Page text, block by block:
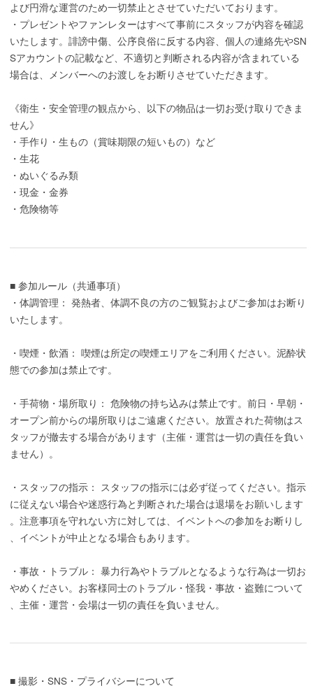
よび円滑な運営のため一切禁止とさせていただいております。
・プレゼントやファンレターはすべて事前にスタッフが内容を確認
いたします。誹謗中傷、公序良俗に反する内容、個人の連絡先やSN
Sアカウントの記載など、不適切と判断される内容が含まれている
場合は、メンバーへのお渡しをお断りさせていただきます。
《衛生・安全管理の観点から、以下の物品は一切お受け取りできま
せん》
・手作り・生もの（賞味期限の短いもの）など
・生花
・ぬいぐるみ類
・現金・金券
・危険物等
■ 参加ルール（共通事項）
・体調管理： 発熱者、体調不良の方のご観覧およびご参加はお断り
いたします。
・喫煙・飲酒： 喫煙は所定の喫煙エリアをご利用ください。泥酔状
態での参加は禁止です。
・手荷物・場所取り： 危険物の持ち込みは禁止です。前日・早朝・
オープン前からの場所取りはご遠慮ください。放置された荷物はス
タッフが撤去する場合があります（主催・運営は一切の責任を負い
ません）。
・スタッフの指示： スタッフの指示には必ず従ってください。指示
に従えない場合や迷惑行為と判断された場合は退場をお願いします
。注意事項を守れない方に対しては、イベントへの参加をお断りし
、イベントが中止となる場合もあります。
・事故・トラブル： 暴力行為やトラブルとなるような行為は一切お
やめください。お客様同士のトラブル・怪我・事故・盗難について
、主催・運営・会場は一切の責任を負いません。
■ 撮影・SNS・プライバシーについて